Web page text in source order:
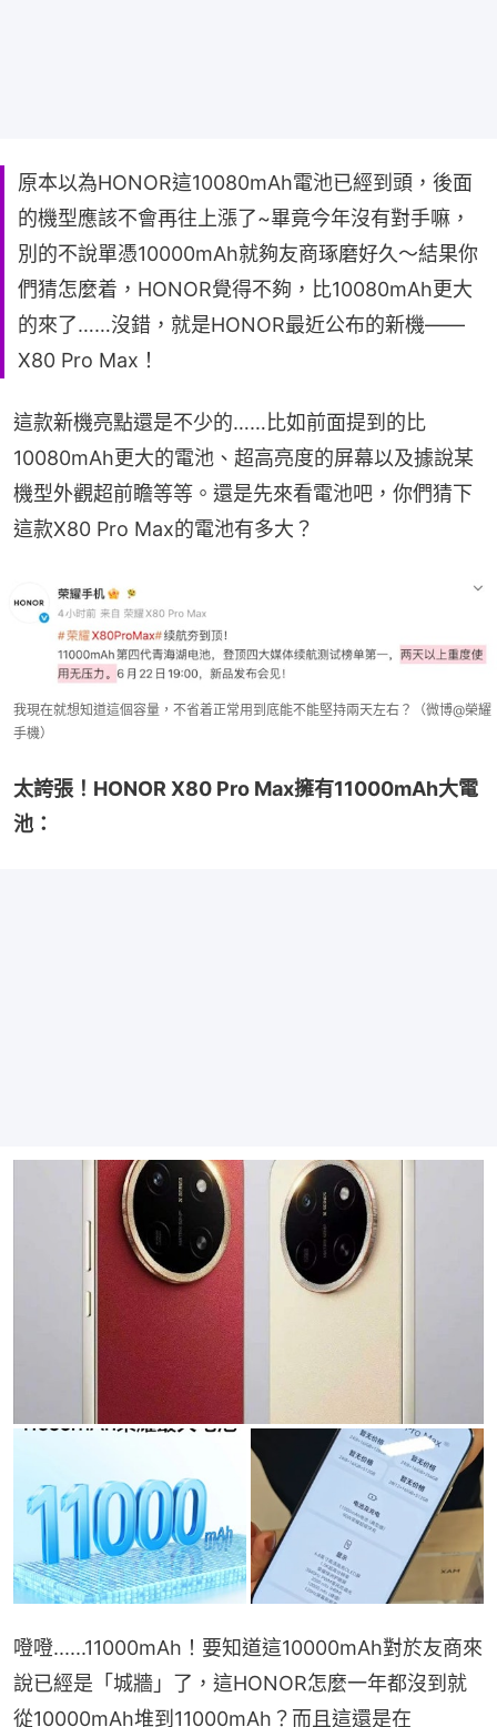
原本以為HONOR這10080mAh電池已經到頭，後面
的機型應該不會再往上漲了~畢竟今年沒有對手嘛，
別的不說單憑10000mAh就夠友商琢磨好久～結果你
們猜怎麼着，HONOR覺得不夠，比10080mAh更大
的來了……沒錯，就是HONOR最近公布的新機——
X80 Pro Max！
這款新機亮點還是不少的……比如前面提到的比
10080mAh更大的電池、超高亮度的屏幕以及據說某
機型外觀超前瞻等等。還是先來看電池吧，你們猜下
這款X80 Pro Max的電池有多大？
我現在就想知道這個容量，不省着正常用到底能不能堅持兩天左右？（微博@榮耀
手機）
太誇張！HONOR X80 Pro Max擁有11000mAh大電
池：
噔噔......11000mAh！要知道這10000mAh對於友商來
說已經是「城牆」了，這HONOR怎麼一年都沒到就
從10000mAh堆到11000mAh？而且這還是在